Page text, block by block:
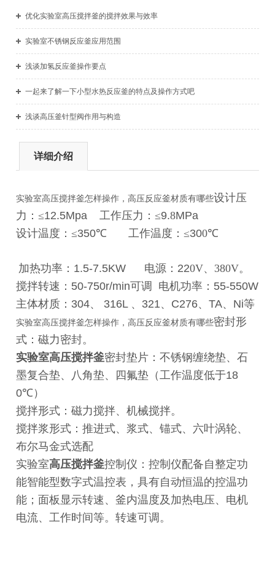
优化实验室高压搅拌釜的搅拌效果与效率
实验室不锈钢反应釜应用范围
浅谈加氢反应釜操作要点
一起来了解一下小型水热反应釜的特点及操作方式吧
浅谈高压釜针型阀作用与构造
详细介绍
实验室高压搅拌釜怎样操作，高压反应釜材质有哪些设计压
力：≤12.5Mpa工作压力：≤9.8MPa
设计温度：≤350℃ 工作温度：≤300℃
加热功率： 1.5-7.5KW 电源： 220V、380V。
搅拌转速： 50-750r/min可调 电机功率： 55-550W
主体材质： 304、 316L 、 321、 C276、TA、 Ni等
实验室高压搅拌釜怎样操作，高压反应釜材质有哪些密封形
式：磁力密封。
实验室高压搅拌釜密封垫片：不锈钢缠绕垫、石
墨复合垫、八角垫、四氟垫（工作温度低于18
0℃）
搅拌形式：磁力搅拌、机械搅拌。
搅拌浆形式：推进式、浆式、锚式、六叶涡轮、
布尔马金式选配
实验室高压搅拌釜控制仪：控制仪配备自整定功
能智能型数字式温控表，具有自动恒温的控温功
能； 面板显示转速、釜内温度及加热电压、电机
电流、工作时间等。转速可调。